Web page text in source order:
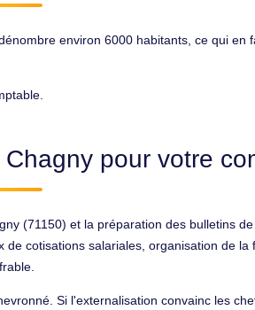
environ 6000 habitants, ce qui en
pour votre
(71150) et la préparation des bulletins
cotisations salariales, organisation de
Si l'externalisation convainc les